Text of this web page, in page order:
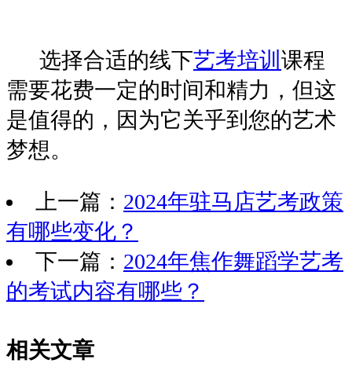
选择合适的线下艺考培训 课程
需要花费一定的时间和精力，但这
是值得的，因为它关乎到您的艺术
梦想。
上一篇： 2024年驻马店艺考政策
有哪些变化？
下一篇： 2024年焦作舞蹈学艺考
的考试内容有哪些？
相关文章